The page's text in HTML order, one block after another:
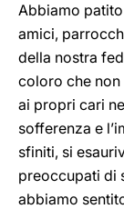
Abbiamo
amici,
della nostra
coloro che
ai propri cari
sofferenza e
sfiniti, si
preoccupati di
abbiamo